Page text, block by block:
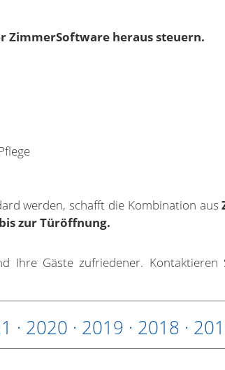
ZimmerSoftware heraus steuern.
werden, schafft die Kombination aus
zur Türöffnung.
Ihre Gäste zufriedener.
· 2020 · 2019 · 2018 ·